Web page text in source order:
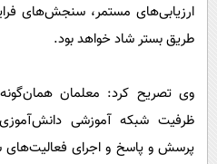
ارزیابی‌های مستمر، سنجش‌های
طریق بستر شاد خواهد بود.
وی تصریح کرد: معلمان
ظرفیت شبکه آموزشی
پرسش و پاسخ و اجرای فعالیت‌های